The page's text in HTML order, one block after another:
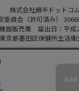
株式会社綿半ドットコ
委員会（許可済み）
器販売業 届出日：平成
東京都墨田区保健所生活衛
2022
、お客様により良いサ
クッキーを利用していま